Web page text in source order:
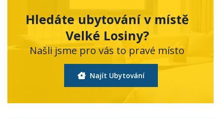
Hledáte ubytování v místě
Velké Losiny?
Našli jsme pro vás to pravé místo
Najít Ubytování